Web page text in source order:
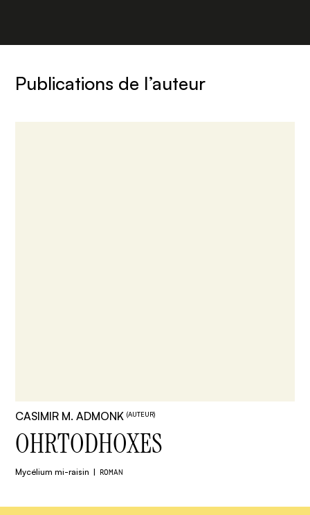
Publications de l’auteur
CASIMIR M. ADMONK(AUTEUR)
OHRTODHOXES
Mycélium mi-raisin ROMAN